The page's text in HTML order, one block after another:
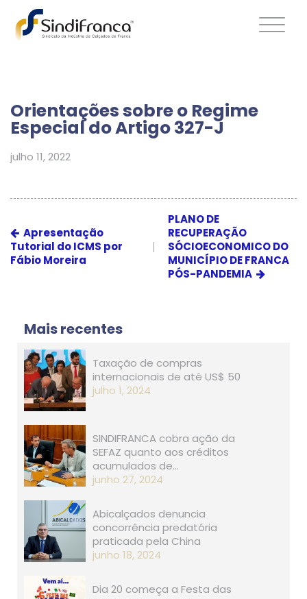
Orientações sobre o Regime
Especial do Artigo 327-J
julho 11, 2022
Apresentação
Tutorial do ICMS por
Fábio Moreira
PLANO DE
RECUPERAÇÃO
SÓCIOECONOMICO DO
MUNICÍPIO DE FRANCA
PÓS-PANDEMIA
Mais recentes
Taxação de compras
internacionais de até US$ 50
julho 1, 2024
SINDIFRANCA cobra ação da
SEFAZ quanto aos créditos
acumulados de…
junho 27, 2024
Abicalçados denuncia
concorrência predatória
praticada pela China
junho 18, 2024
Dia 20 começa a Festa das